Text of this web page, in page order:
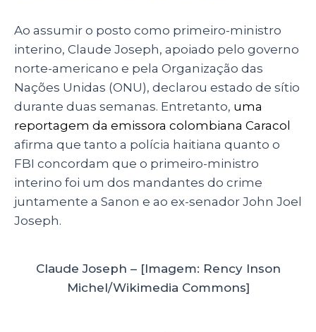
Ao assumir o posto como primeiro-ministro
interino, Claude Joseph, apoiado pelo governo
norte-americano e pela Organização das
Nações Unidas (ONU), declarou estado de sítio
durante duas semanas. Entretanto, uma
reportagem da emissora colombiana Caracol
afirma que tanto a polícia haitiana quanto o
FBI concordam que o primeiro-ministro
interino foi um dos mandantes do crime
juntamente a Sanon e ao ex-senador John Joel
Joseph.
Claude Joseph – [Imagem: Rency Inson
Michel/Wikimedia Commons]